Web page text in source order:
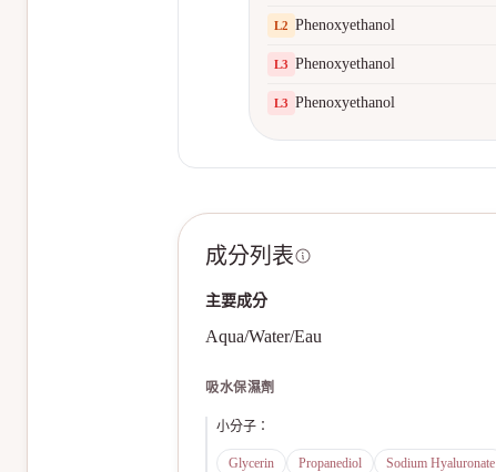
L2 Phenoxyethanol
L3 Phenoxyethanol
L3 Phenoxyethanol
成分列表
主要成分
Aqua/Water/Eau
吸水保濕劑
小分子 ：
Glycerin Propanediol Sodium Hyaluronate